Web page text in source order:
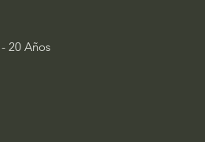
20 Años